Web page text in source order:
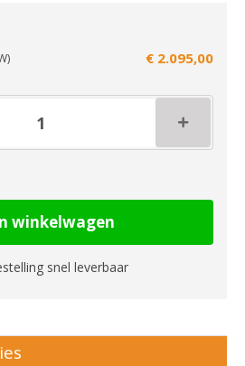
€ 2.095,00
winkelwagen
snel leverbaar